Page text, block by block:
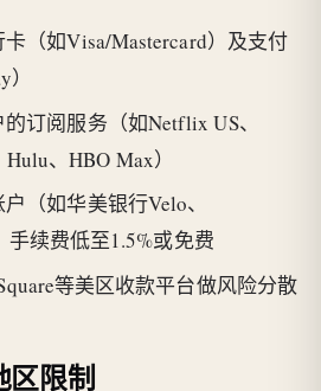
（如Visa/Mastercard）及支付
订阅服务（如Netflix US、
、HBO Max）
（如华美银行Velo、
手续费低至1.5%或免费
等美区收款平台做风险分散
区限制